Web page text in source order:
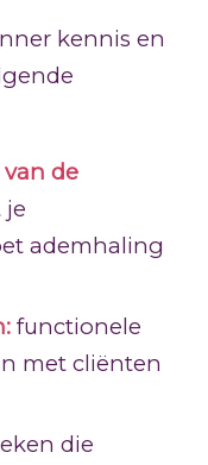
kennis en
de
ademhaling
functionele
met cliënten
die